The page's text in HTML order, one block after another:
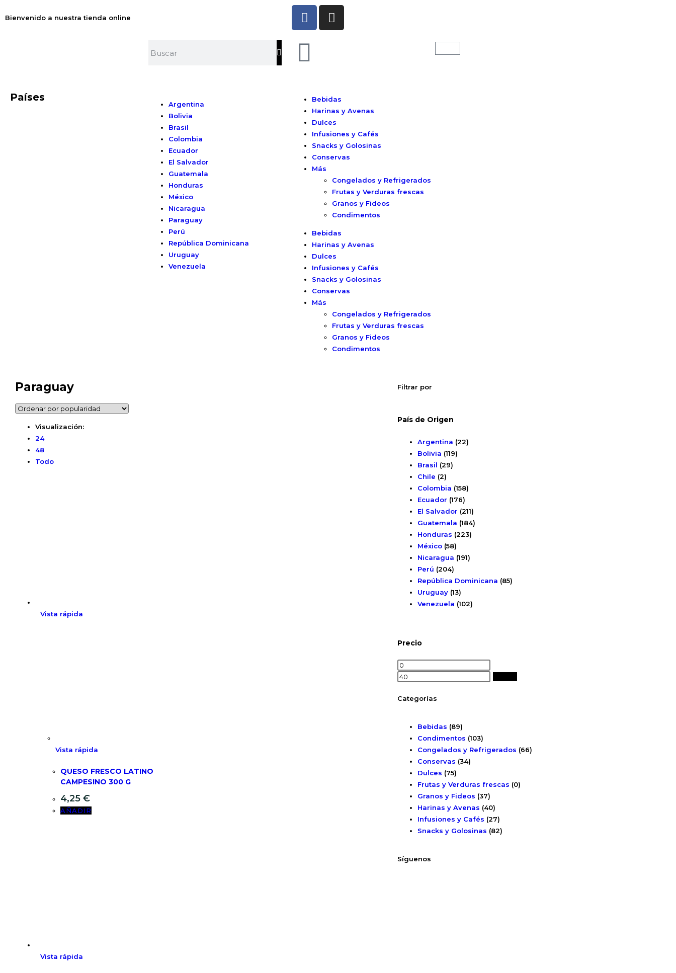
Bienvenido a nuestra tienda online
Países
Argentina
Bolivia
Brasil
Colombia
Ecuador
El Salvador
Guatemala
Honduras
México
Nicaragua
Paraguay
Perú
República Dominicana
Uruguay
Venezuela
Bebidas
Harinas y Avenas
Dulces
Infusiones y Cafés
Snacks y Golosinas
Conservas
Más
Congelados y Refrigerados
Frutas y Verduras frescas
Granos y Fideos
Condimentos
Bebidas
Harinas y Avenas
Dulces
Infusiones y Cafés
Snacks y Golosinas
Conservas
Más
Congelados y Refrigerados
Frutas y Verduras frescas
Granos y Fideos
Condimentos
Paraguay
Visualización:
24
48
Todo
Vista rápida
Vista rápida
QUESO FRESCO LATINO
CAMPESINO 300 G
4,25 €
AÑADIR
Vista rápida
Filtrar por
País de Origen
Argentina (22)
Bolivia (119)
Brasil (29)
Chile (2)
Colombia (158)
Ecuador (176)
El Salvador (211)
Guatemala (184)
Honduras (223)
México (58)
Nicaragua (191)
Perú (204)
República Dominicana (85)
Uruguay (13)
Venezuela (102)
Precio
Categorías
Bebidas (89)
Condimentos (103)
Congelados y Refrigerados (66)
Conservas (34)
Dulces (75)
Frutas y Verduras frescas (0)
Granos y Fideos (37)
Harinas y Avenas (40)
Infusiones y Cafés (27)
Snacks y Golosinas (82)
Síguenos